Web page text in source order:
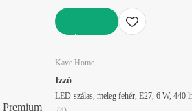
Premium
Kave Home
Izzó
LED-szálas, meleg fehér, E27, 6 W, 440